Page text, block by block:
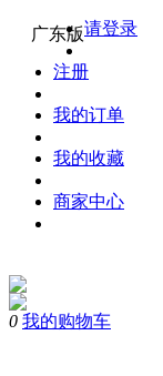
广东版请登录
注册
我的订单
我的收藏
商家中心
0 我的购物车